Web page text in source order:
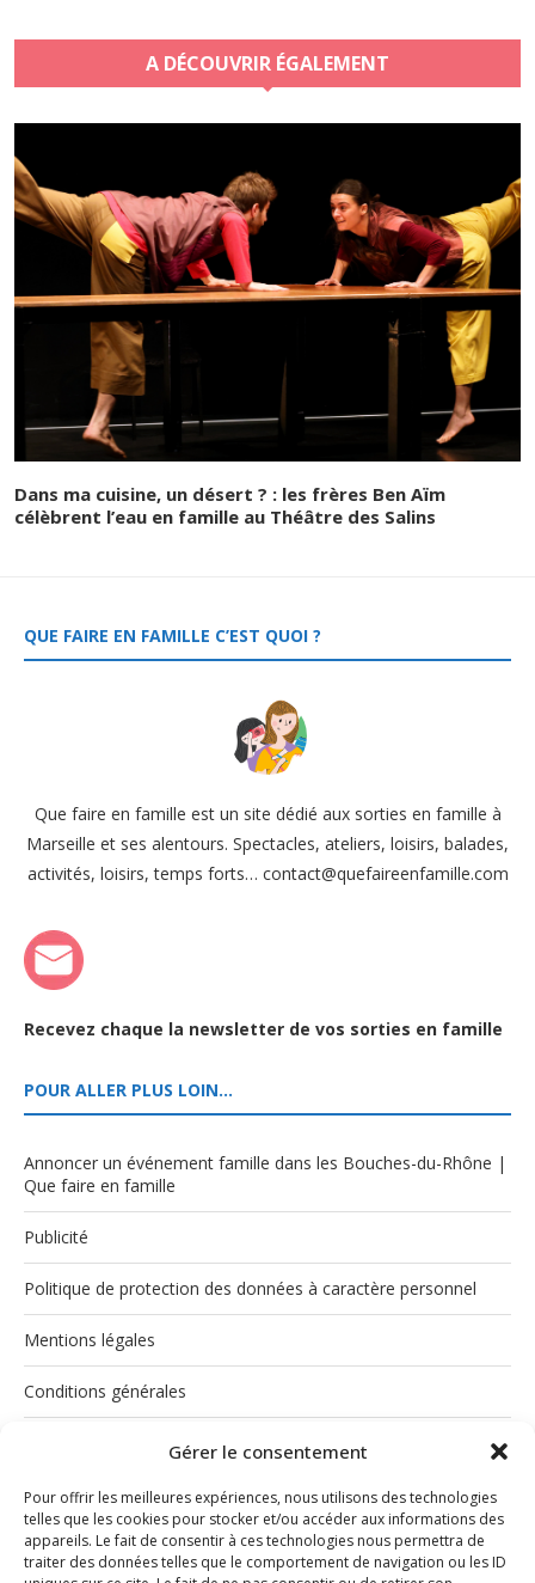
Gérer le consentement
Pour offrir les meilleures expériences, nous utilisons des technologies
telles que les cookies pour stocker et/ou accéder aux informations des
appareils. Le fait de consentir à ces technologies nous permettra de
traiter des données telles que le comportement de navigation ou les ID
A DÉCOUVRIR ÉGALEMENT
Dans ma cuisine, un désert ? : les frères Ben Aïm
célèbrent l’eau en famille au Théâtre des Salins
QUE FAIRE EN FAMILLE C’EST QUOI ?
Que faire en famille est un site dédié aux sorties en famille à
Marseille et ses alentours. Spectacles, ateliers, loisirs, balades,
activités, loisirs, temps forts… contact@quefaireenfamille.com
Recevez chaque la newsletter de vos sorties en famille
POUR ALLER PLUS LOIN…
Annoncer un événement famille dans les Bouches-du-Rhône |
Que faire en famille
Publicité
Politique de protection des données à caractère personnel
Mentions légales
Conditions générales
Politique de cookies (UE)